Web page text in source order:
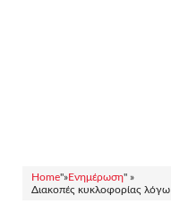
Home"»Ενημέρωση" »
Διακοπές κυκλοφορίας